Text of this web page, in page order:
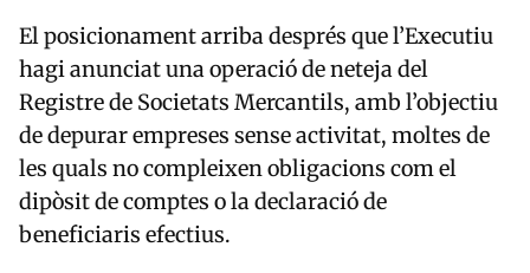
El posicionament arriba després que l’Executiu
hagi anunciat una operació de neteja del
Registre de Societats Mercantils, amb l’objectiu
de depurar empreses sense activitat, moltes de
les quals no compleixen obligacions com el
dipòsit de comptes o la declaració de
beneficiaris efectius.